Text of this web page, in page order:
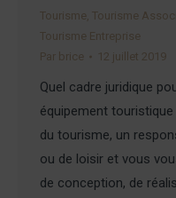
Tourisme, Tourisme
Tourisme Entreprise
Par brice 12 juillet 2019
Quel cadre juridique
équipement
du tourisme, un
ou de loisir et vous
de conception, de